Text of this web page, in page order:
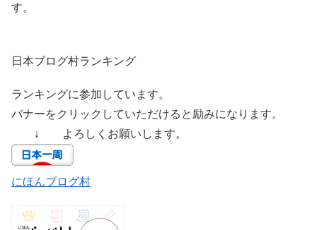
す。
日本ブログ村ランキング
ランキングに参加しています。
バナーをクリックしていただけると励みになります。
↓ よろしくお願いします。
にほんブログ村